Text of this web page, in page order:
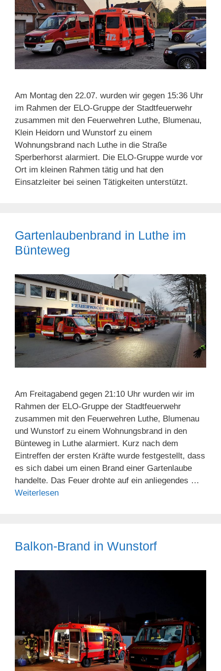
Am Montag den 22.07. wurden wir gegen 15:36 Uhr
im Rahmen der ELO-Gruppe der Stadtfeuerwehr
zusammen mit den Feuerwehren Luthe, Blumenau,
Klein Heidorn und Wunstorf zu einem
Wohnungsbrand nach Luthe in die Straße
Sperberhorst alarmiert. Die ELO-Gruppe wurde vor
Ort im kleinen Rahmen tätig und hat den
Einsatzleiter bei seinen Tätigkeiten unterstützt.
Gartenlaubenbrand in Luthe im
Bünteweg
Am Freitagabend gegen 21:10 Uhr wurden wir im
Rahmen der ELO-Gruppe der Stadtfeuerwehr
zusammen mit den Feuerwehren Luthe, Blumenau
und Wunstorf zu einem Wohnungsbrand in den
Bünteweg in Luthe alarmiert. Kurz nach dem
Eintreffen der ersten Kräfte wurde festgestellt, dass
es sich dabei um einen Brand einer Gartenlaube
handelte. Das Feuer drohte auf ein anliegendes …
Weiterlesen
Balkon-Brand in Wunstorf